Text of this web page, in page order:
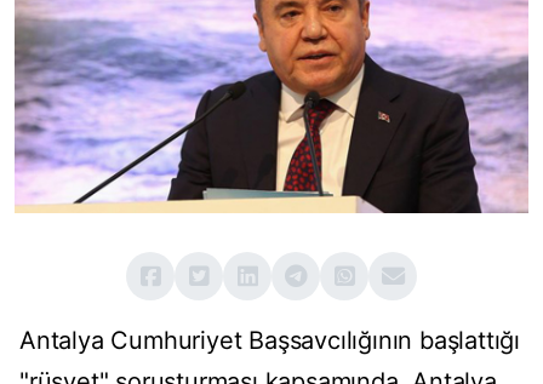
Antalya Cumhuriyet Başsavcılığının başlattığı